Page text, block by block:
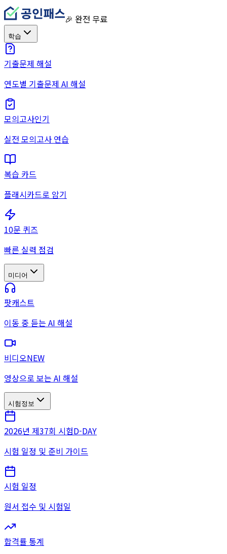
🎉 완전 무료
학습
기출문제 해설
연도별 기출문제 AI 해설
모의고사인기
실전 모의고사 연습
복습 카드
플래시카드로 암기
10문 퀴즈
빠른 실력 점검
미디어
팟캐스트
이동 중 듣는 AI 해설
비디오NEW
영상으로 보는 AI 해설
시험정보
2026년 제37회 시험D-DAY
시험 일정 및 준비 가이드
시험 일정
원서 접수 및 시험일
합격률 통계